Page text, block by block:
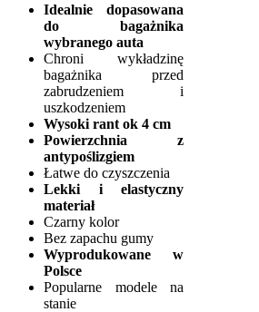
Idealnie dopasowana
do bagażnika
wybranego auta
Chroni wykładzinę
bagażnika przed
zabrudzeniem i
uszkodzeniem
Wysoki rant ok 4 cm
Powierzchnia z
antypoślizgiem
Łatwe do czyszczenia
Lekki i elastyczny
materiał
Czarny kolor
Bez zapachu gumy
Wyprodukowane w
Polsce
Popularne modele na
stanie